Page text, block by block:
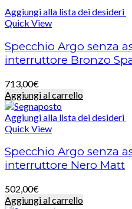
Aggiungi alla lista dei desideri
Quick View
Specchio Argo senza
interruttore Bronzo
713,00€
Aggiungi al carrello
Aggiungi alla lista dei desideri
Quick View
Specchio Argo senza
interruttore Nero Matt
502,00€
Aggiungi al carrello